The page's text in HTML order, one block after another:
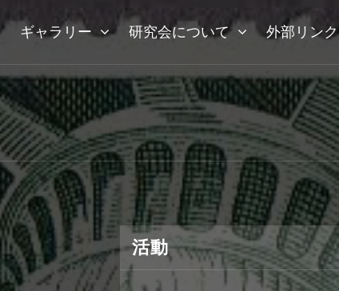
ギャラリー 研究会について 外部リンク
活動